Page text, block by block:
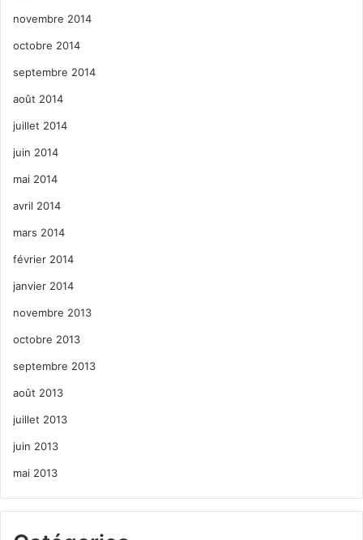
novembre 2014
octobre 2014
septembre 2014
août 2014
juillet 2014
juin 2014
mai 2014
avril 2014
mars 2014
février 2014
janvier 2014
novembre 2013
octobre 2013
septembre 2013
août 2013
juillet 2013
juin 2013
mai 2013